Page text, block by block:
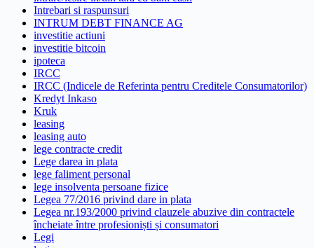
Intrebari si raspunsuri
INTRUM DEBT FINANCE AG
investitie actiuni
investitie bitcoin
ipoteca
IRCC
IRCC (Indicele de Referinta pentru Creditele Consumatorilor)
Kredyt Inkaso
Kruk
leasing
leasing auto
lege contracte credit
Lege darea in plata
lege faliment personal
lege insolventa persoane fizice
Legea 77/2016 privind dare in plata
Legea nr.193/2000 privind clauzele abuzive din contractele
încheiate între profesioniști și consumatori
Legi